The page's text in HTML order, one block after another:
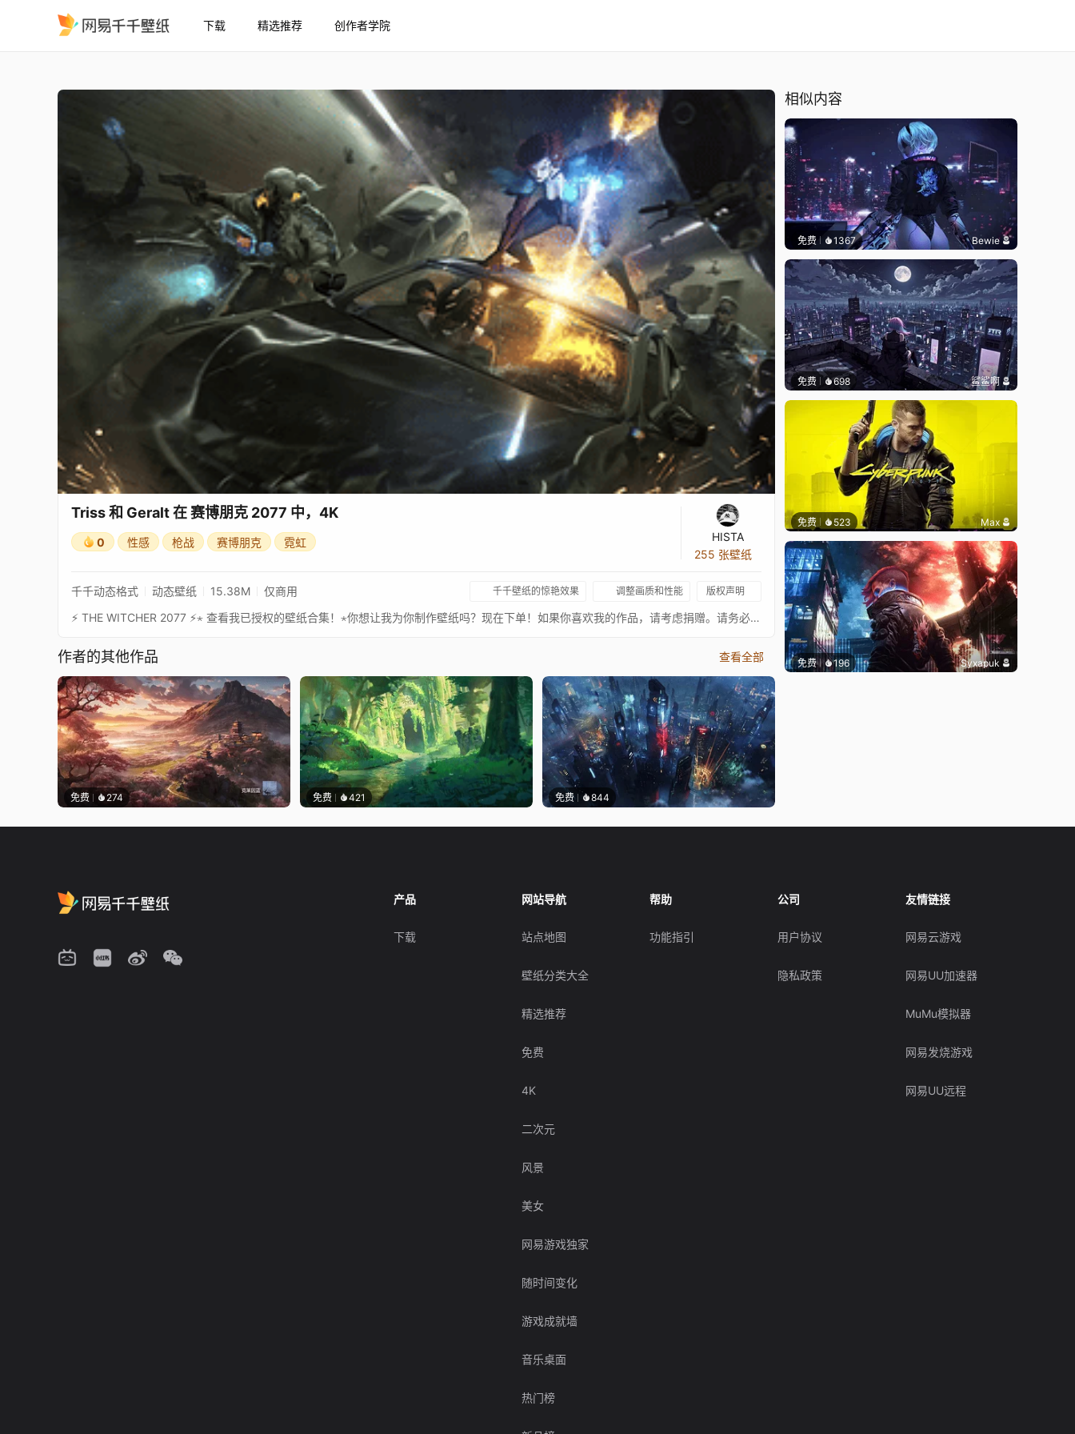
下载 精选推荐 创作者学院
Triss 和 Geralt 在 赛博朋克 2077 中，4K
0 性感 枪战 赛博朋克 霓虹
HISTA
255 张壁纸
千千动态格式 动态壁纸 15.38M 仅商用 千千壁纸的惊艳效果 调整画质和性能 版权声明
⚡ THE WITCHER 2077 ⚡⋆ 查看我已授权的壁纸合集！⋆你想让我为你制作壁纸吗？现在下单！如果你喜欢我的作品，请考虑捐赠。请务必关注以下艺术家，欣赏更多精彩作品！❊ 支持作者：https://www.artstation.com/rxart♪ TOUTANT - REBIRTH• 请仅通过 Steam 联系我。
作者的其他作品 查看全部
免费 274 免费 421 免费 844
相似内容
免费 1367 Bewie
免费 698 鲨鲨啊
免费 523 Max
免费 196 Syxapuk
产品
下载
网站导航
站点地图
壁纸分类大全
精选推荐
免费
4K
二次元
风景
美女
网易游戏独家
随时间变化
游戏成就墙
音乐桌面
热门榜
帮助
功能指引
公司
用户协议
隐私政策
友情链接
网易云游戏
网易UU加速器
MuMu模拟器
网易发烧游戏
网易UU远程